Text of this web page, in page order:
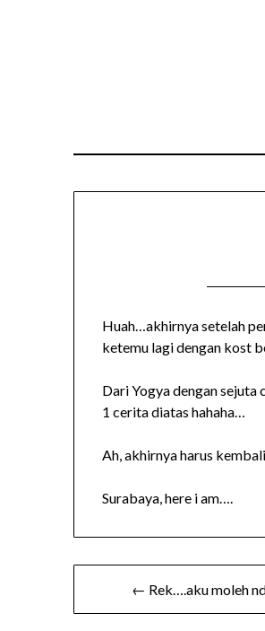
Huah…akhirnya setelah
ketemu lagi dengan kost
Dari Yogya dengan sejuta
1 cerita diatas hahaha…
Ah, akhirnya harus
Surabaya, here i am….
navigation
← Rek….aku moleh